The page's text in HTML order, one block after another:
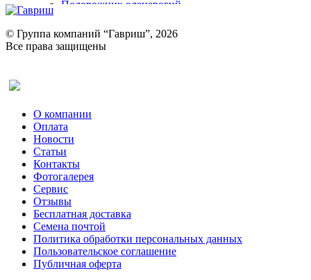
Подорожник оленерогий
Ревень
Рукола
Рута
Тмин
Трава для чая
Туласи
Укроп
Фенхель пряный
Хризантема овощная
Цикорий пряный
Цикорий салатный (Витлуф)
Черемша
Шпинат
Щавель
Эндивий
Эстрагон
© Группа компаний “Гавриш”, 2026
Все права защищены
О компании
Оплата
Новости
Статьи
Контакты
Фотогалерея​
Сервис
Отзывы
Бесплатная доставка
Семена почтой
Политика обработки персональных данных
Пользовательское соглашение
Публичная оферта